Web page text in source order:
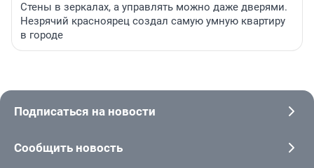
Стены в зеркалах, а управлять можно даже дверями.
Незрячий красноярец создал самую умную квартиру
в городе
Подписаться на новости
Сообщить новость